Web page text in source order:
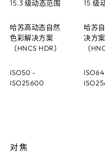
15.3 级动态范围 15 级
哈苏高动态自然
色彩解决方案
（HNCS HDR）
哈苏
决方案
（
ISO50 -
ISO25600
对焦